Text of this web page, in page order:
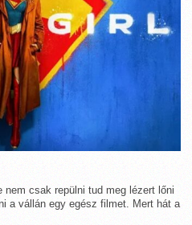
csak repülni tud meg lézert lőni
a vállán egy egész filmet. Mert hát a